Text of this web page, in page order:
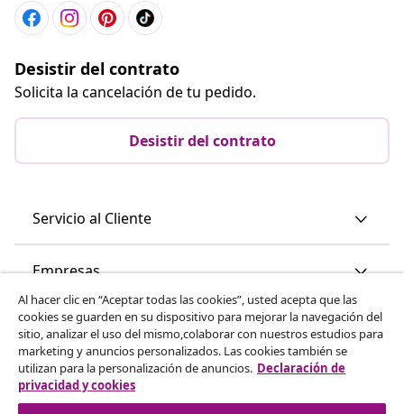
Desistir del contrato
Solicita la cancelación de tu pedido.
Desistir del contrato
Servicio al Cliente
Empresas
vidaXL
Descubre mas
Al hacer clic en “Aceptar todas las cookies”, usted acepta que las
cookies se guarden en su dispositivo para mejorar la navegación del
sitio, analizar el uso del mismo,colaborar con nuestros estudios para
marketing y anuncios personalizados. Las cookies también se
utilizan para la personalización de anuncios. Declaración de
privacidad y cookies